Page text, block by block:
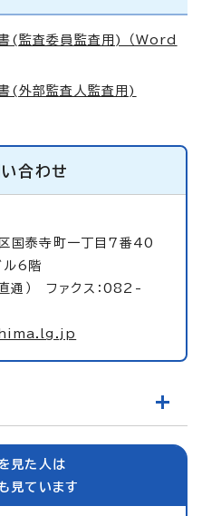
(監査委員監査用) （Word
(外部監査人監査用)
合わせ
泰寺町一丁目7番40
ル6階
） ファクス：082-
見た人は
見ています